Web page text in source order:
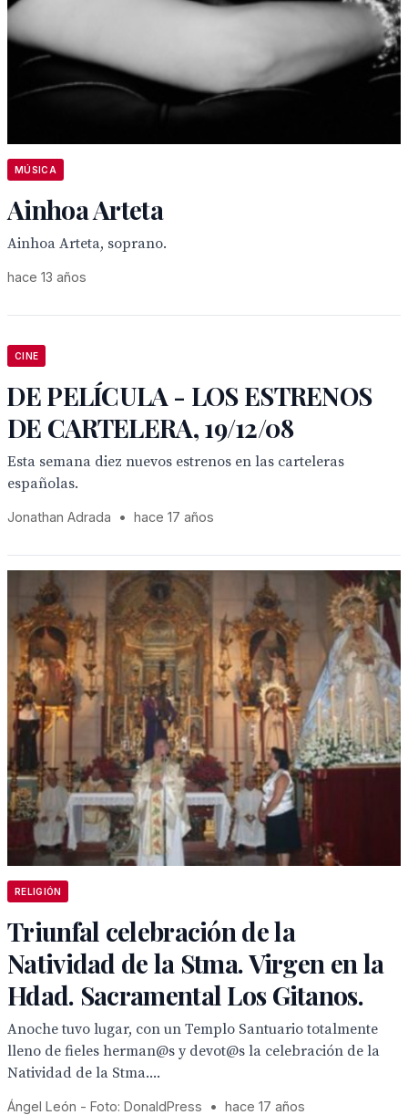
MÚSICA
Ainhoa Arteta
Ainhoa Arteta, soprano.
hace 13 años
CINE
DE PELÍCULA - LOS ESTRENOS
DE CARTELERA, 19/12/08
Esta semana diez nuevos estrenos en las carteleras
españolas.
Jonathan Adrada • hace 17 años
RELIGIÓN
Triunfal celebración de la
Natividad de la Stma. Virgen en la
Hdad. Sacramental Los Gitanos.
Anoche tuvo lugar, con un Templo Santuario totalmente
lleno de fieles herman@s y devot@s la celebración de la
Natividad de la Stma....
Ángel León - Foto: DonaldPress • hace 17 años